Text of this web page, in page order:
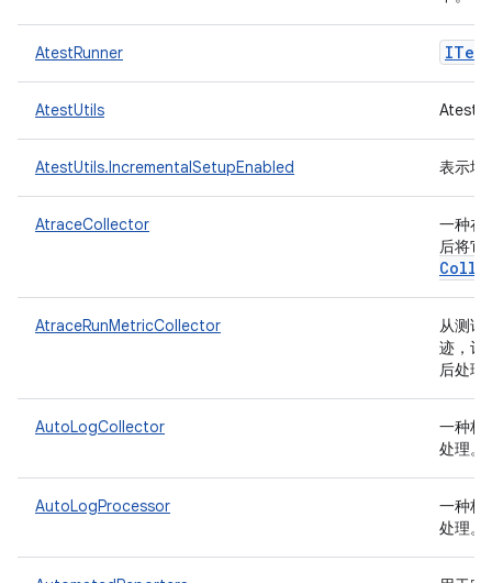
AtestRunner ITest
AtestUtils Atest
AtestUtils.IncrementalSetupEnabled 表示增
AtraceCollector
一种在
后将它
AtraceRunMetricCollector
从测试
迹，记
后处理
AutoLogCollector
一种枚
处理。
AutoLogProcessor
一种枚
处理。